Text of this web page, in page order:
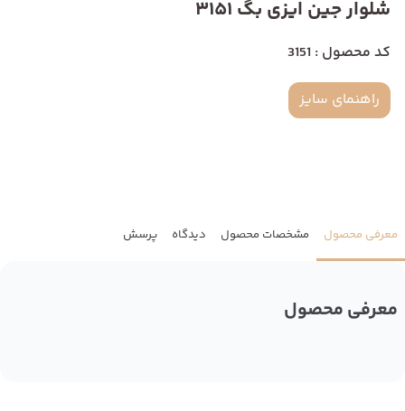
شلوار جین ایزی بگ 3151
کد محصول : 3151
راهنمای سایز
معرفی محصول مشخصات محصول دیدگاه پرسش
معرفی محصول